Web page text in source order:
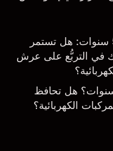
سهم تسلا خلال 5 سنوات: هل تستمر
في التربُّع على عرش
هل تحافظ
الكهربائية؟